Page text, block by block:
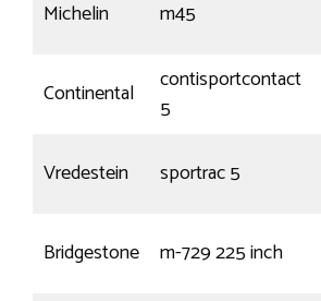
Michelin m45
Continental
contisportcontact
5
Vredestein sportrac 5
Bridgestone m-729 225 inch